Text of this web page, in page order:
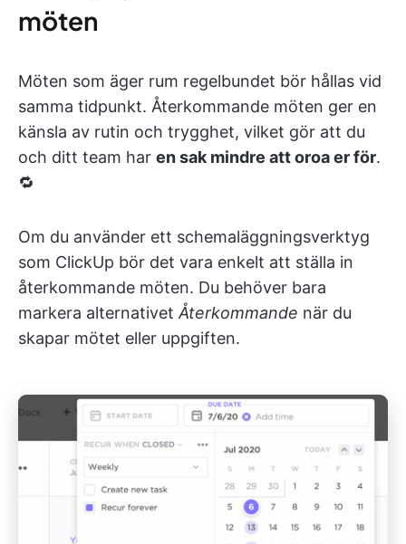
möten
Möten som äger rum regelbundet bör hållas vid
samma tidpunkt. Återkommande möten ger en
känsla av rutin och trygghet, vilket gör att du
och ditt team har en sak mindre att oroa er för.
🔁
Om du använder ett schemaläggningsverktyg
som ClickUp bör det vara enkelt att ställa in
återkommande möten. Du behöver bara
markera alternativetÅterkommande när du
skapar mötet eller uppgiften.